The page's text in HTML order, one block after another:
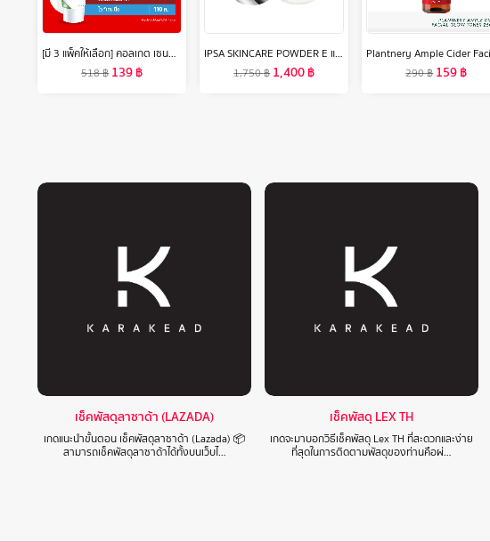
[มี 3 แพ็คให้เลือก] คอลเกต เซนซิทีฟโปรรีลีฟ ไวท์เทนนิ่ง 110 กรัม Colgate Sensitive Pro Relief Whitening 110g
518฿ 139฿
IPSA SKINCARE POWDER E แป้งบำรุงผิวเพื่อล๊อคความชุ่มชื้น (ผลิต 09/22)
1,750฿ 1,400฿
290฿ 159฿
เช็คพัสดุลาซาด้า (LAZADA)
เกดแนะนำขั้นตอน เช็คพัสดุลาซาด้า (Lazada) 📦
สามารถเช็คพัสดุลาซาด้าได้ทั้งบนเว็บไ…
เช็คพัสดุ LEX TH
เกดจะมาบอกวิธีเช็คพัสดุ Lex TH ที่สะดวกและง่าย
ที่สุดในการติดตามพัสดุของท่านคือผ่…